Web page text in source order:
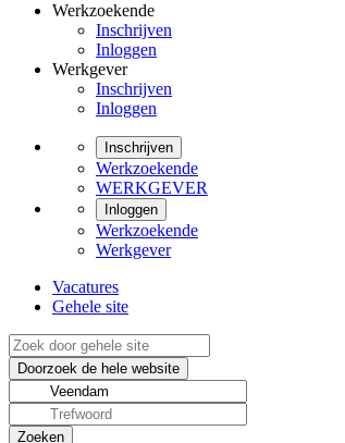
Werkzoekende
Inschrijven
Inloggen
Werkgever
Inschrijven
Inloggen
Inschrijven
Werkzoekende
WERKGEVER
Inloggen
Werkzoekende
Werkgever
Vacatures
Gehele site